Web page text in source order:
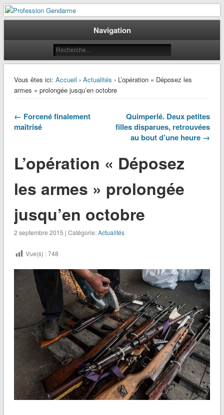
Profession Gendarme
Le journal des gendarmes
Navigation
Vous êtes ici: Accueil › Actualités › L’opération « Déposez les
armes » prolongée jusqu’en octobre
← Forcené finalement
maîtrisé
Quimperlé. Deux petites
filles disparues, retrouvées
au bout d’une heure →
L’opération « Déposez
les armes » prolongée
jusqu’en octobre
2 septembre 2015 | Catégorie:Actualités
Vue(s) :748